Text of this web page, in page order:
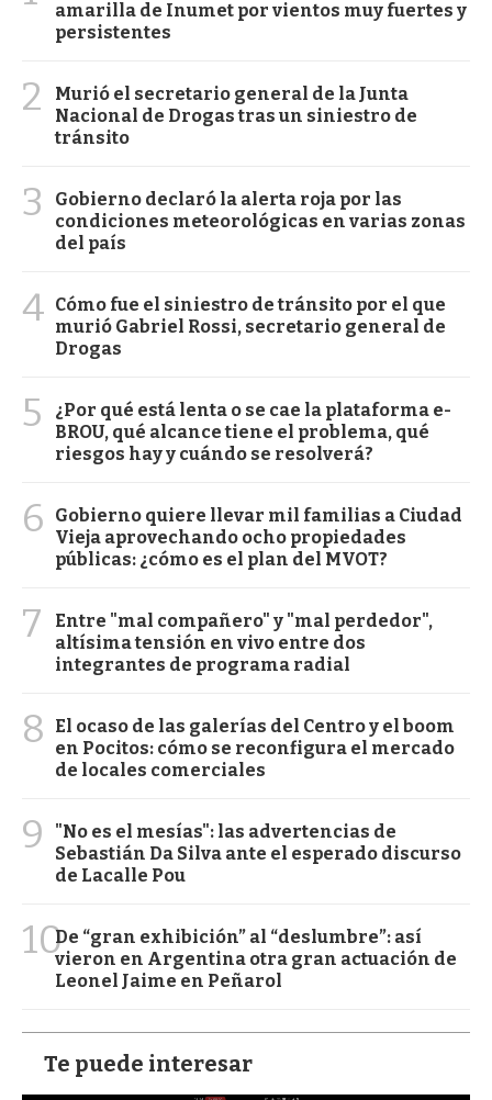
amarilla de Inumet por vientos muy fuertes y
persistentes
2
Murió el secretario general de la Junta
Nacional de Drogas tras un siniestro de
tránsito
3
Gobierno declaró la alerta roja por las
condiciones meteorológicas en varias zonas
del país
4 Cómo fue el siniestro de tránsito por el que
murió Gabriel Rossi, secretario general de
Drogas
5
¿Por qué está lenta o se cae la plataforma e-
BROU, qué alcance tiene el problema, qué
riesgos hay y cuándo se resolverá?
6
Gobierno quiere llevar mil familias a Ciudad
Vieja aprovechando ocho propiedades
públicas: ¿cómo es el plan del MVOT?
7
Entre "mal compañero" y "mal perdedor",
altísima tensión en vivo entre dos
integrantes de programa radial
8
El ocaso de las galerías del Centro y el boom
en Pocitos: cómo se reconfigura el mercado
de locales comerciales
9
"No es el mesías": las advertencias de
Sebastián Da Silva ante el esperado discurso
de Lacalle Pou
10De “gran exhibición” al “deslumbre”: así
vieron en Argentina otra gran actuación de
Leonel Jaime en Peñarol
Te puede interesar